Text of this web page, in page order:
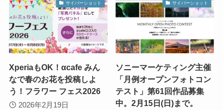
サイバーショット
XperiaもOK！αcafe みん
なで春のお花を投稿しよ
う！フラワー フェス2026
2026年2月19日
サイバーショット
ソニーマーケティング主催
「月例オープンフォトコン
テスト」第61回作品募集
中。2月15日(日)まで。